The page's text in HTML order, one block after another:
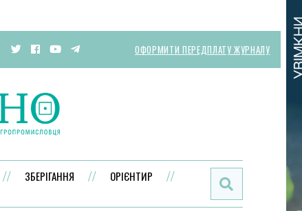
ОФОРМИТИ ПЕРЕДПЛАТУ ЖУРНАЛУ
ЗБЕРІГАННЯ
ОРІЄНТИР